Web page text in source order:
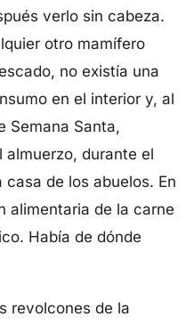
verlo sin cabeza.
otro mamífero
no existía una
en el interior y, al
Semana Santa,
almuerzo, durante el
de los abuelos. En
alimentaria de la carne
Había de dónde
revolcones de la